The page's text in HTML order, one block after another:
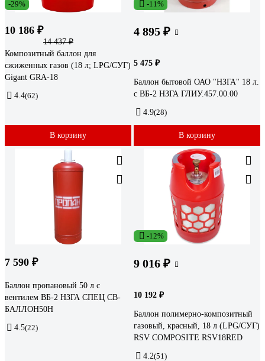
-29%
10 186 ₽
14 437 ₽
Композитный баллон для
сжиженных газов (18 л; LPG/СУГ)
Gigant GRA-18
4.4(62)
В корзину
-11%
4 895 ₽
5 475 ₽
Баллон бытовой ОАО "НЗГА" 18 л.
с ВБ-2 НЗГА ГЛИУ.457.00.00
4.9(28)
В корзину
7 590 ₽
Баллон пропановый 50 л с
вентилем ВБ-2 НЗГА СПЕЦ СВ-
БАЛЛОН50Н
4.5(22)
-12%
9 016 ₽
10 192 ₽
Баллон полимерно-композитный
газовый, красный, 18 л (LPG/СУГ)
RSV COMPOSITE RSV18RED
4.2(51)